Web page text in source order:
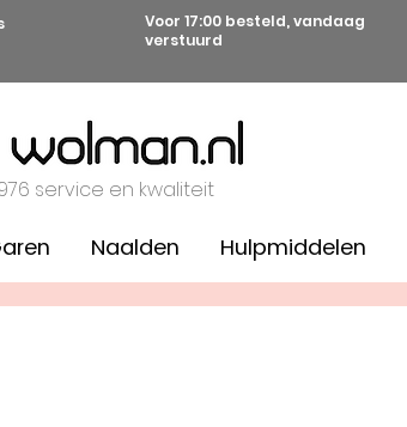
Voor 17:00 besteld, vandaag
verstuurd
service en kwaliteit
Naalden Hulpmiddelen